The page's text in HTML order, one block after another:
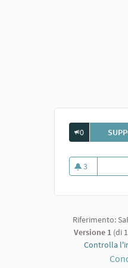
0
3
3 sostenitori
Riferimento:
Versione 1 (di
Controlla